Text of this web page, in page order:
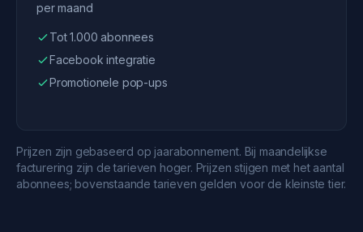
per maand
Tot 1.000 abonnees
Facebook integratie
Promotionele pop-ups
Prijzen zijn gebaseerd op jaarabonnement. Bij maandelijkse
facturering zijn de tarieven hoger. Prijzen stijgen met het aantal
abonnees; bovenstaande tarieven gelden voor de kleinste tier.